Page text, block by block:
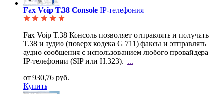
Fax Voip T.38 Console IP-телефония
Fax Voip T.38 Консоль позволяет отправлять и получать
T.38 и аудио (поверх кодека G.711) факсы и отправлять
аудио сообщения с использованием любого провайдера
IP-телефонии (SIP или H.323). ...
от 930,76 руб.
Купить